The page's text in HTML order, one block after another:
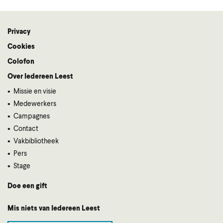
Voet
Privacy
Cookies
Colofon
Over Iedereen Leest
Missie en visie
Medewerkers
Campagnes
Contact
Vakbibliotheek
Pers
Stage
Doe een gift
Mis niets van Iedereen Leest